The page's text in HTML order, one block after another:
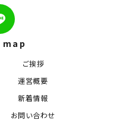
ご挨拶
運営概要
新着情報
お問い合わせ